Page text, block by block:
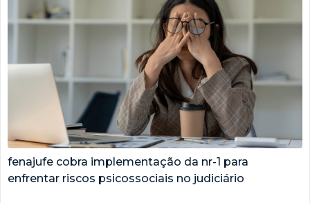
fenajufe cobra implementação da nr-1 para
enfrentar riscos psicossociais no judiciário